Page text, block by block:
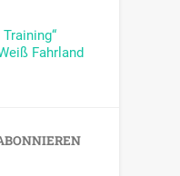
Fahrland